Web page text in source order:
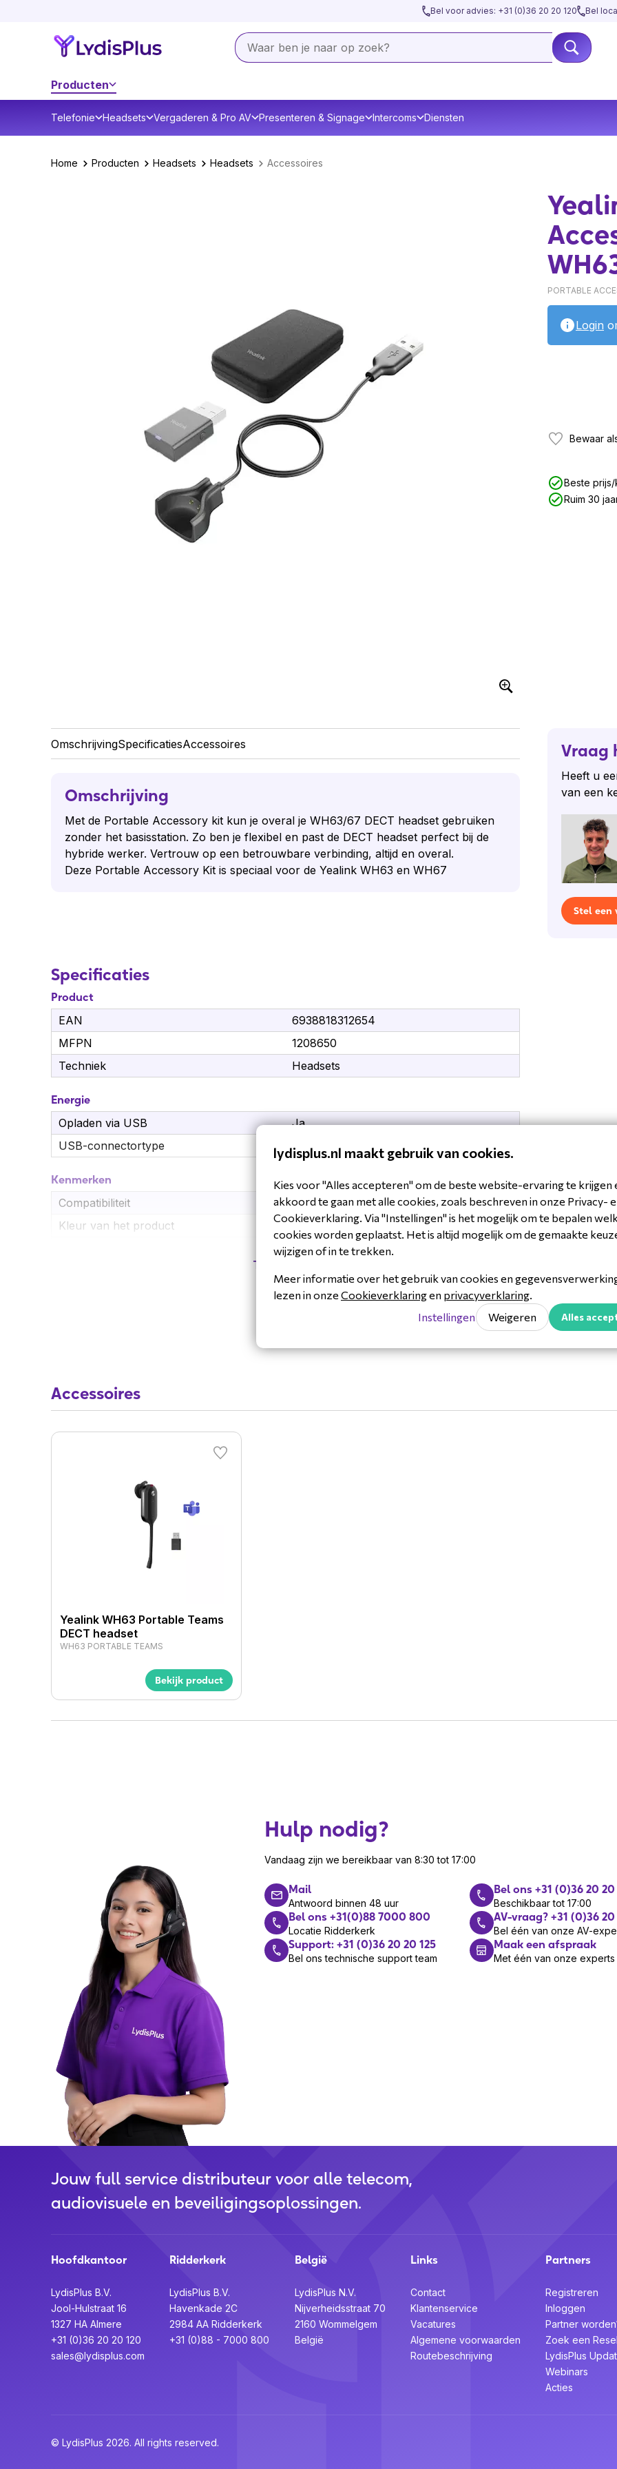
Bel voor advies: +31 (0)36 20 20 120 Bel
Producten
Telefonie Headsets Vergaderen & Pro AV Presenteren & Signage Intercoms Diensten
Home Producten Headsets Headsets Accessoires
PORTABLE
Login
Bewaar
Beste
Ruim 30
OmschrijvingSpecificatiesAccessoires
Omschrijving
Met de Portable Accessory kit kun je overal je WH63/67 DECT headset gebruiken
zonder het basisstation. Zo ben je flexibel en past de DECT headset perfect bij de
hybride werker. Vertrouw op een betrouwbare verbinding, altijd en overal.
Deze Portable Accessory Kit is speciaal voor de Yealink WH63 en WH67
Vraag
Heeft u
van een
Stel een
Specificaties
Product
EAN
6938818312654
MFPN
1208650
Techniek
Headsets
Energie
Opladen via USB
Ja
USB-connectortype
USB Type-A
Kenmerken
Compatibiliteit
WH63/67
Kleur van het product
Zwart
Yealink
Toon meer
Accessoires
Yealink WH63 Portable Teams
DECT headset
WH63 PORTABLE TEAMS
Bekijk product
Hulp nodig?
Vandaag zijn we bereikbaar van 8:30 tot 17:00
Mail
Antwoord binnen 48 uur
Bel ons +31 (0)36 20 20
Beschikbaar tot 17:00
Bel ons +31(0)88 7000 800
Locatie Ridderkerk
AV-vraag? +31 (0)36 20
Bel één van onze AV-
Support: +31 (0)36 20 20 125
Bel ons technische support team
Maak een afspraak
Met één van onze experts
Jouw full service distributeur voor alle telecom,
audiovisuele en beveiligingsoplossingen.
Hoofdkantoor
LydisPlus B.V.
Jool-Hulstraat 16
1327 HA Almere
+31 (0)36 20 20 120
sales@lydisplus.com
Ridderkerk
LydisPlus B.V.
Havenkade 2C
2984 AA Ridderkerk
+31 (0)88 - 7000 800
België
LydisPlus N.V.
Nijverheidsstraat 70
2160 Wommelgem
België
Links
Contact
Klantenservice
Vacatures
Algemene voorwaarden
Routebeschrijving
Partners
Registreren
Inloggen
Partner
Zoek een
LydisPlus
Webinars
Acties
© LydisPlus 2026. All rights reserved.
lydisplus.nl maakt gebruik van cookies.
Kies voor "Alles accepteren" om de beste website-ervaring te krijgen
akkoord te gaan met alle cookies, zoals beschreven in onze Privacy-
Cookieverklaring. Via "Instellingen" is het mogelijk om te bepalen
cookies worden geplaatst. Het is altijd mogelijk om de gemaakte
wijzigen of in te trekken.
Meer informatie over het gebruik van cookies en
lezen in onze Cookieverklaringen privacyverklaring
Instellingen
Weigeren Alles